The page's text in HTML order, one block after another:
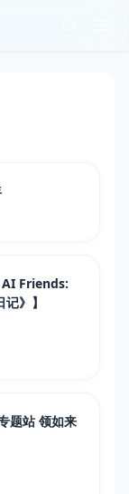
Friends:
》】
题站 领如来